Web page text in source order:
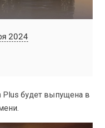
2024
Plus будет выпущена в